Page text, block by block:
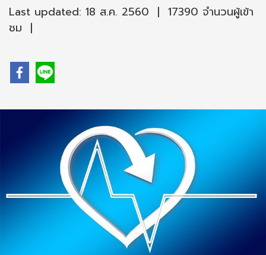
Last updated: 18 ส.ค. 2560 | 17390 จำนวนผู้เข้า
ชม |